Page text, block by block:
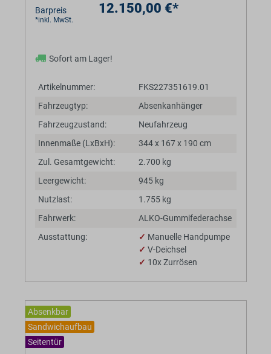
Barpreis 12.150,00 €*
*inkl. MwSt.
Sofort am Lager!
Artikelnummer:
FKS227351619.01
Fahrzeugtyp:
Absenkanhänger
Fahrzeugzustand:
Neufahrzeug
Innenmaße (LxBxH):
344 x 167 x 190 cm
Zul. Gesamtgewicht:
2.700 kg
Leergewicht:
945 kg
Nutzlast:
1.755 kg
Fahrwerk:
ALKO-Gummifederachse
Ausstattung:
✓ Manuelle Handpumpe
✓ V-Deichsel
✓ 10x Zurrösen
Absenkbar
Sandwichaufbau
Seitentür